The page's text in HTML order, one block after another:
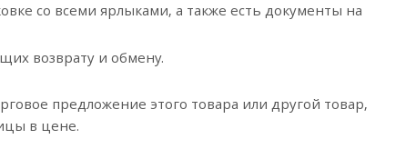
со всеми ярлыками, а также есть документы на
возврату и обмену.
предложение этого товара или другой товар,
в цене.